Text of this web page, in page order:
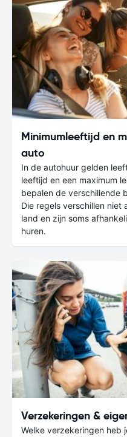
Minimumleeftijd en
auto
In de autohuur gelden
leeftijd en een maximum
bepalen de verschillende
Die regels verschillen niet
land en zijn soms
huren.
Verzekeringen &
Welke verzekeringen heb